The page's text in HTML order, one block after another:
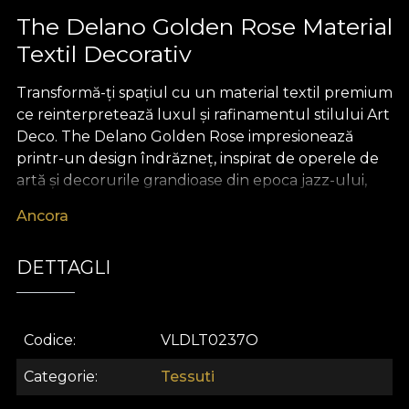
The Delano Golden Rose Material
Textil Decorativ
Transformă-ți spațiul cu un material textil premium
ce reinterpretează luxul și rafinamentul stilului Art
Deco. The Delano Golden Rose impresionează
printr-un design îndrăzneț, inspirat de operele de
artă și decorurile grandioase din epoca jazz-ului,
aurii și motive florale stilizate. Fiecare detaliu al
sofisticată și modernă a interbelicului, aducând un
tribut opulenței rafinate și creativității nemărginite.
recomandă pentru o multitudine de proiecte de
design interior. Poate fi transformat cu ușurință în
draperii elegante, tapițerie pentru piese de mobilier
Ancora
DETTAGLI
Codice VLDLT0237O
Categorie Tessuti